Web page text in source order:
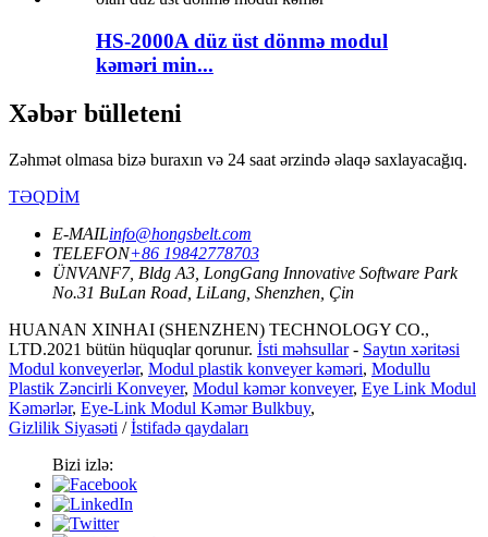
HS-2000A düz üst dönmə modul
kəməri min...
Xəbər bülleteni
Zəhmət olmasa bizə buraxın və 24 saat ərzində əlaqə saxlayacağıq.
TƏQDİM
E-MAILinfo@hongsbelt.com
TELEFON+86 19842778703
ÜNVANF7, Bldg A3, LongGang Innovative Software Park
No.31 BuLan Road, LiLang, Shenzhen, Çin
HUANAN XINHAI (SHENZHEN) TECHNOLOGY CO.,
LTD.2021 bütün hüquqlar qorunur. İsti məhsullar- Saytın xəritəsi
Modul konveyerlər, Modul plastik konveyer kəməri, Modullu
Plastik Zəncirli Konveyer, Modul kəmər konveyer, Eye Link Modul
Kəmərlər, Eye-Link Modul Kəmər Bulkbuy,
Gizlilik Siyasəti /İstifadə qaydaları
Bizi izlə: